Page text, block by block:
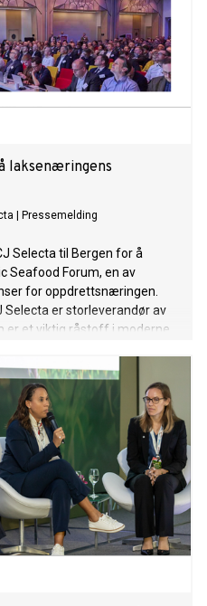
laksenæringens
Pressemelding
Selecta til Bergen for å
Seafood Forum, en av
for oppdrettsnæringen.
er storleverandør av
er et viktig råstoff i moderne